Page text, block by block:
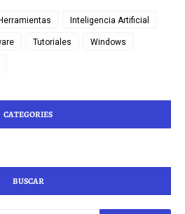
Inteligencia Artificial
Tutoriales Windows
CATEGORIES
BUSCAR